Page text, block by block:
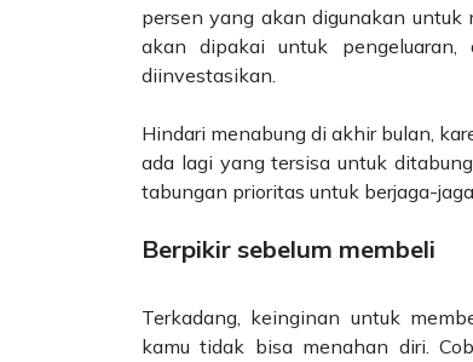
persen yang akan digunakan
akan dipakai untuk
diinvestasikan.
Hindari menabung di akhir bulan,
ada lagi yang tersisa untuk
tabungan prioritas untuk berjaga-
Berpikir sebelum membeli
Terkadang, keinginan untuk
kamu tidak bisa menahan diri.